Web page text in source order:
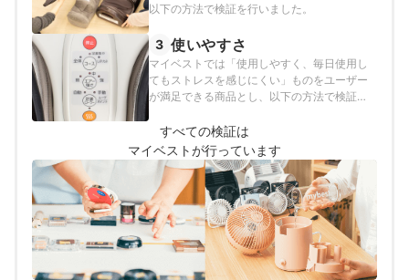
以下の方法で検証を行いました。
3 使いやすさ
マイベストでは「使用しやすく、毎日使用し
てもストレスを感じにくい」ものをユーザー
が満足できる商品とし、以下の方法で検証を
すべての検証は
マイベストが行っています